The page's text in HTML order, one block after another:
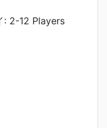
: 2-12 Players